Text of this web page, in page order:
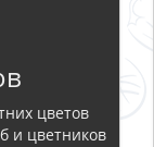
цветов
и цветников